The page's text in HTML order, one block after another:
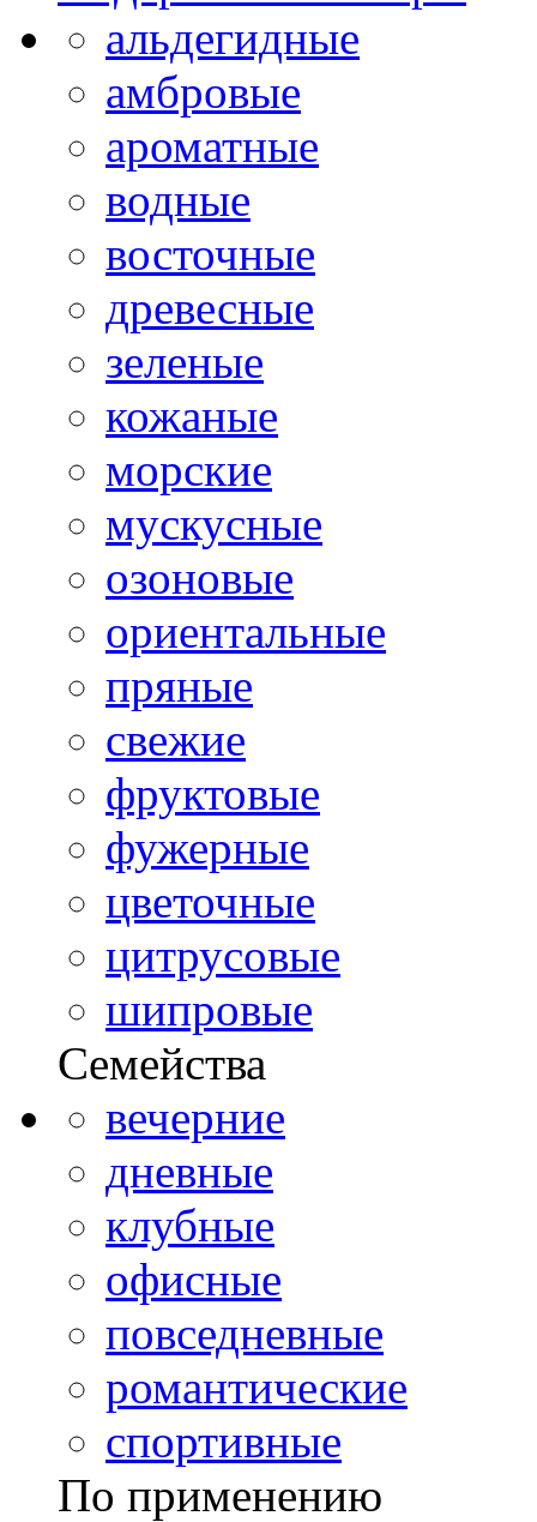
альдегидные
амбровые
ароматные
водные
восточные
древесные
зеленые
кожаные
морские
мускусные
озоновые
ориентальные
пряные
свежие
фруктовые
фужерные
цветочные
цитрусовые
шипровые
Семейства
вечерние
дневные
клубные
офисные
повседневные
романтические
спортивные
По применению